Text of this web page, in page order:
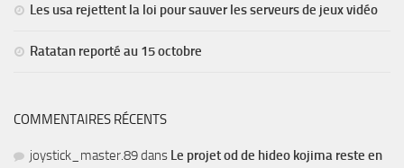
Les usa rejettent la loi pour sauver les serveurs de jeux vidéo
Ratatan reporté au 15 octobre
COMMENTAIRES RÉCENTS
joystick_master.89dans Le projet od de hideo kojima reste en